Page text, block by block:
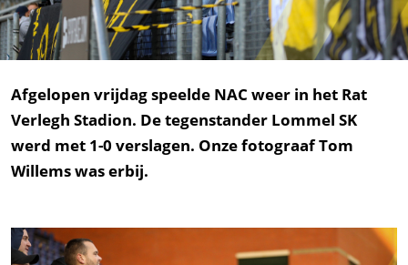
Afgelopen vrijdag speelde NAC weer in het Rat
Verlegh Stadion. De tegenstander Lommel SK
werd met 1-0 verslagen. Onze fotograaf Tom
Willems was erbij.